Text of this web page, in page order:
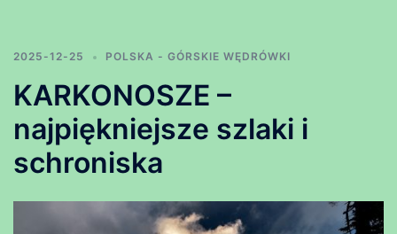
2025-12-25 POLSKA - GÓRSKIE WĘDRÓWKI
KARKONOSZE –
najpiękniejsze szlaki i
schroniska